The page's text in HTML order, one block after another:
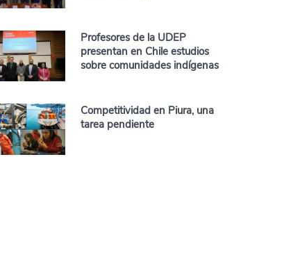
Profesores de la UDEP
presentan en Chile estudios
sobre comunidades indígenas
Competitividad en Piura, una
tarea pendiente